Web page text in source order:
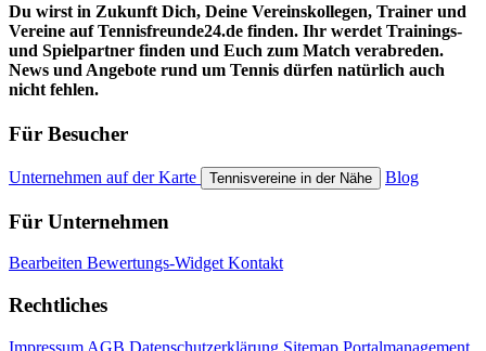
Du wirst in Zukunft Dich, Deine Vereinskollegen, Trainer und
Vereine auf Tennisfreunde24.de finden. Ihr werdet Trainings-
und Spielpartner finden und Euch zum Match verabreden.
News und Angebote rund um Tennis dürfen natürlich auch
nicht fehlen.
Für Besucher
Unternehmen auf der Karte Tennisvereine in der Nähe Blog
Für Unternehmen
Bearbeiten Bewertungs-Widget Kontakt
Rechtliches
Impressum AGB Datenschutzerklärung Sitemap Portalmanagement